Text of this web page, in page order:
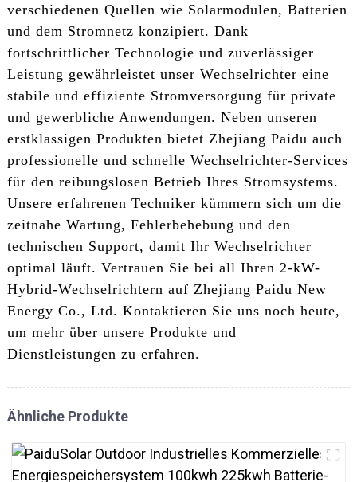
verschiedenen Quellen wie Solarmodulen, Batterien
und dem Stromnetz konzipiert. Dank
fortschrittlicher Technologie und zuverlässiger
Leistung gewährleistet unser Wechselrichter eine
stabile und effiziente Stromversorgung für private
und gewerbliche Anwendungen. Neben unseren
erstklassigen Produkten bietet Zhejiang Paidu auch
professionelle und schnelle Wechselrichter-Services
für den reibungslosen Betrieb Ihres Stromsystems.
Unsere erfahrenen Techniker kümmern sich um die
zeitnahe Wartung, Fehlerbehebung und den
technischen Support, damit Ihr Wechselrichter
optimal läuft. Vertrauen Sie bei all Ihren 2-kW-
Hybrid-Wechselrichtern auf Zhejiang Paidu New
Energy Co., Ltd. Kontaktieren Sie uns noch heute,
um mehr über unsere Produkte und
Dienstleistungen zu erfahren.
Ähnliche Produkte